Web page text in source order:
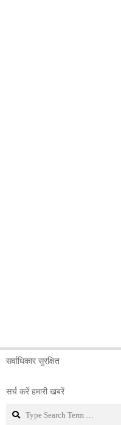
सर्वाधिकार सुरक्षित
सर्च करें हमारी खबरें